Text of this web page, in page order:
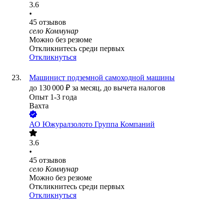
3.6
•
45 отзывов
село Коммунар
Можно без резюме
Откликнитесь среди первых
Откликнуться
Машинист подземной самоходной машины
до 130 000 ₽ за месяц, до вычета налогов
Опыт 1-3 года
Вахта
АО Южуралзолото Группа Компаний
3.6
•
45 отзывов
село Коммунар
Можно без резюме
Откликнитесь среди первых
Откликнуться